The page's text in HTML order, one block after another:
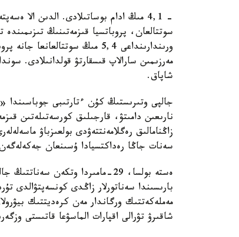
شاپاق.
جالپى وتىرىستىڭ كۇن ءتارتىبى جوباسىندا
نارىعىن دامىتۋ، قارجىلىق كورسەتىلەتىن
زاڭنامالىق رەگلامەنتتەۋدى بولعىزباۋ
سەنات جاڭا رەداكتسيادا ۇسىنعان جەكەلەگەن
ەستە بولسا، 29-مامىردا وتكەن
بارىسىندا سەناتورلار زاڭدى كونسەپتۋالدى
مەملەكەتتىك ورگاندار مەن كرەديتتىك
شاقىرۋ تۋرالى اقپارات الماسۋعا قاتىستى